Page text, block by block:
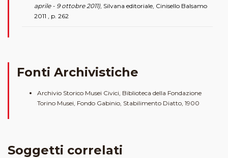
aprile - 9 ottobre 2011) , Silvana editoriale, Cinisello Balsamo
2011 , p. 262
Fonti Archivistiche
Archivio Storico Musei Civici, Biblioteca della Fondazione
Torino Musei, Fondo Gabinio, Stabilimento Diatto, 1900
Soggetti correlati